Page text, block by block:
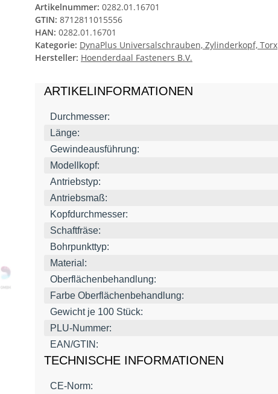
Artikelnummer: 0282.01.16701
GTIN: 8712811015556
HAN: 0282.01.16701
Kategorie: DynaPlus Universalschrauben, Zylinderkopf, Torx
Hersteller: Hoenderdaal Fasteners B.V.
ARTIKELINFORMATIONEN
Durchmesser:
Länge:
Gewindeausführung:
Modellkopf:
Antriebstyp:
Antriebsmaß:
Kopfdurchmesser:
Schaftfräse:
Bohrpunkttyp:
Material:
Oberflächenbehandlung:
Farbe Oberflächenbehandlung:
Gewicht je 100 Stück:
PLU-Nummer:
EAN/GTIN:
TECHNISCHE INFORMATIONEN
CE-Norm: